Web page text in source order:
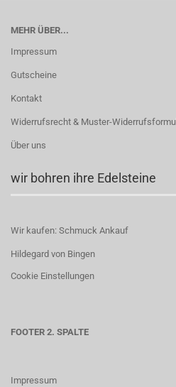
MEHR ÜBER...
Impressum
Gutscheine
Kontakt
Widerrufsrecht & Muster-
Über uns
wir bohren ihre Edelsteine
Wir kaufen: Schmuck Ankauf
Hildegard von Bingen
Cookie Einstellungen
FOOTER 2. SPALTE
Impressum